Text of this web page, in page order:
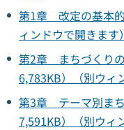
第1章 改定の基本
ィンドウで開きます）
第2章 まちづくりの
6,783KB）（別ウィ
第3章 テーマ別まち
7,591KB）（別ウィ